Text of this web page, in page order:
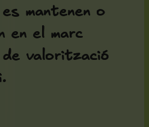
mantenen o
en el marc
valorització